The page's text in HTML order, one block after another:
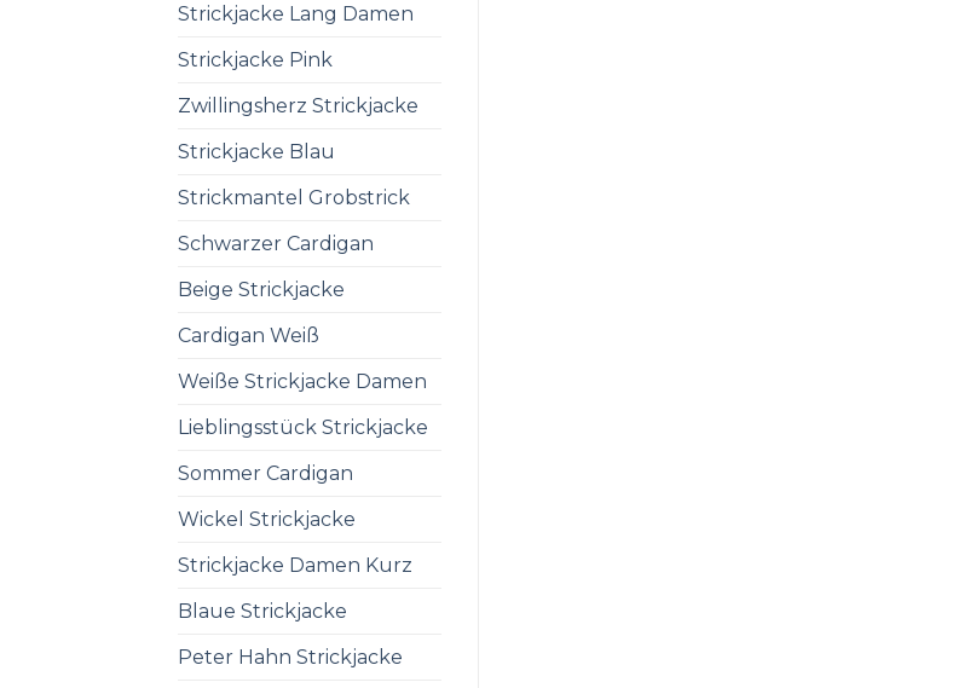
Strickjacke Lang Damen
Strickjacke Pink
Zwillingsherz Strickjacke
Strickjacke Blau
Strickmantel Grobstrick
Schwarzer Cardigan
Beige Strickjacke
Cardigan Weiß
Weiße Strickjacke Damen
Lieblingsstück Strickjacke
Sommer Cardigan
Wickel Strickjacke
Strickjacke Damen Kurz
Blaue Strickjacke
Peter Hahn Strickjacke